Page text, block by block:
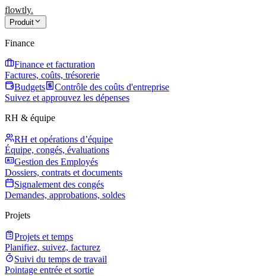
flowtly.
Produit
Finance
Finance et facturation
Factures, coûts, trésorerie
Budgets
Contrôle des coûts d'entreprise
Suivez et approuvez les dépenses
RH & équipe
RH et opérations d’équipe
Équipe, congés, évaluations
Gestion des Employés
Dossiers, contrats et documents
Signalement des congés
Demandes, approbations, soldes
Projets
Projets et temps
Planifiez, suivez, facturez
Suivi du temps de travail
Pointage entrée et sortie